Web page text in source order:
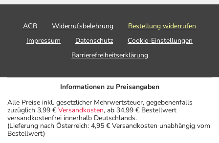
AGB Widerrufsbelehrung
Bestellung widerrufen
Impressum
Datenschutz
Cookie-Einstellungen
Barrierefreiheitserklärung
Informationen zu Preisangaben
Alle Preise inkl. gesetzlicher Mehrwertsteuer, gegebenenfalls
zuzüglich 3,99 € Versandkosten, ab 34,99 € Bestellwert
versandkostenfrei innerhalb Deutschlands.
(Lieferung nach Österreich: 4,95 € Versandkosten unabhängig vom
Bestellwert)